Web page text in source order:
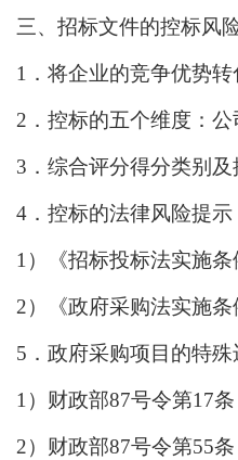
三、招标文件的控标风
1．将企业的竞争优势转
2．控标的五个维度：
3．综合评分得分类别
4．控标的法律风险提示
1）《招标投标法实施条
2）《政府采购法实施条
5．政府采购项目的特殊
1）财政部87号令第17条
2）财政部87号令第55条